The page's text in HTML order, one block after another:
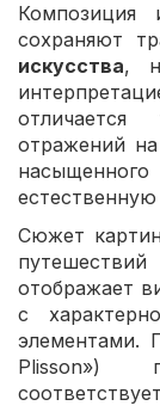
Композиция
сохраняют
искусства,
отражений
Сюжет
отображает
с
элементами.
Plisson»)